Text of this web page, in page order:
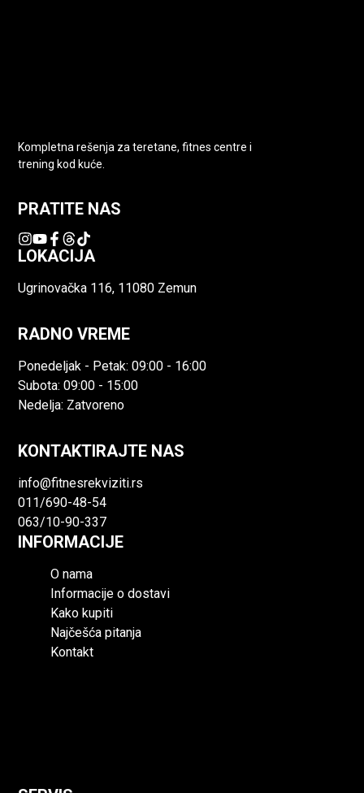
Kompletna rešenja za teretane, fitnes centre i
trening kod kuće.
PRATITE NAS
LOKACIJA
Ugrinovačka 116, 11080 Zemun
RADNO VREME
Ponedeljak - Petak: 09:00 - 16:00
Subota: 09:00 - 15:00
Nedelja: Zatvoreno
KONTAKTIRAJTE NAS
info@fitnesrekviziti.rs
011/690-48-54
063/10-90-337
INFORMACIJE
O nama
Informacije o dostavi
Kako kupiti
Najčešća pitanja
Kontakt